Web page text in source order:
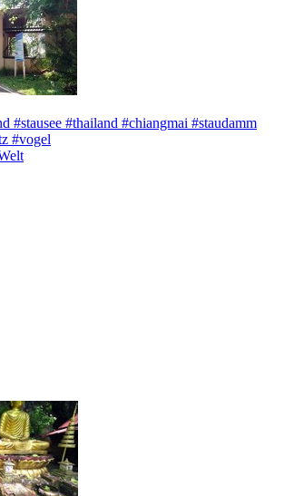
#stausee #thailand #chiangmai #staudamm
#vogel